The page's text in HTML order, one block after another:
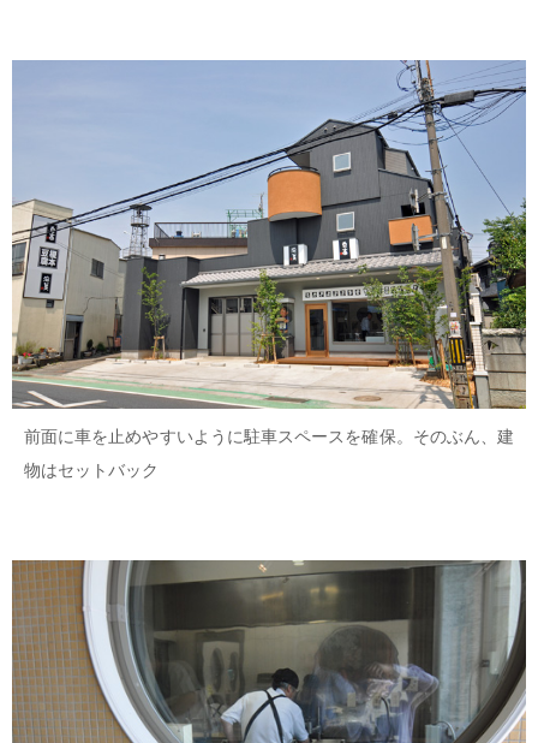
前面に車を止めやすいように駐車スペースを確保。そのぶん、建
物はセットバック